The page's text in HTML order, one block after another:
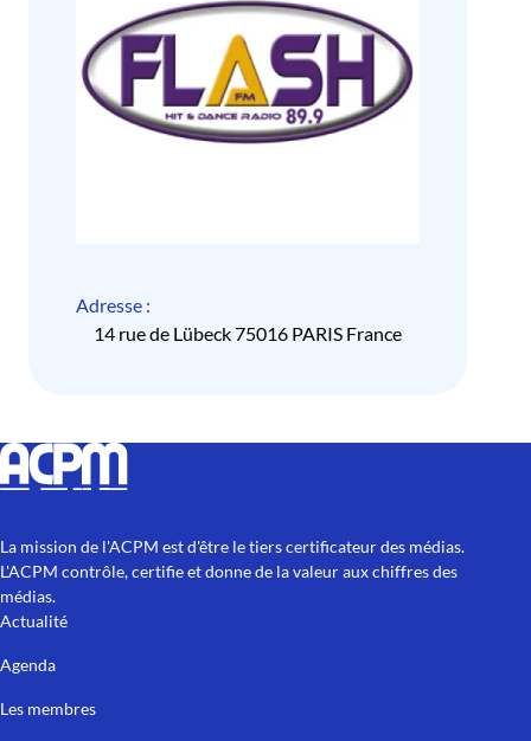
Adresse :
14 rue de Lübeck 75016 PARIS France
La mission de l'ACPM est d'être le tiers certificateur des médias.
L'ACPM contrôle, certifie et donne de la valeur aux chiffres des
médias.
Actualité
Agenda
Les membres